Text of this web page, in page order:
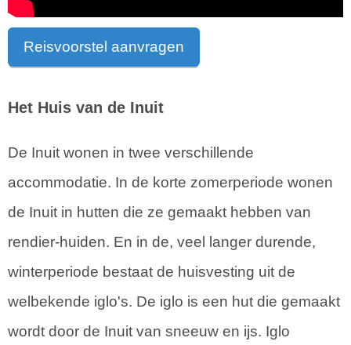
Reisvoorstel aanvragen
Het Huis van de Inuit
De Inuit wonen in twee verschillende
accommodatie. In de korte zomerperiode wonen
de Inuit in hutten die ze gemaakt hebben van
rendier-huiden. En in de, veel langer durende,
winterperiode bestaat de huisvesting uit de
welbekende iglo's. De iglo is een hut die gemaakt
wordt door de Inuit van sneeuw en ijs. Iglo